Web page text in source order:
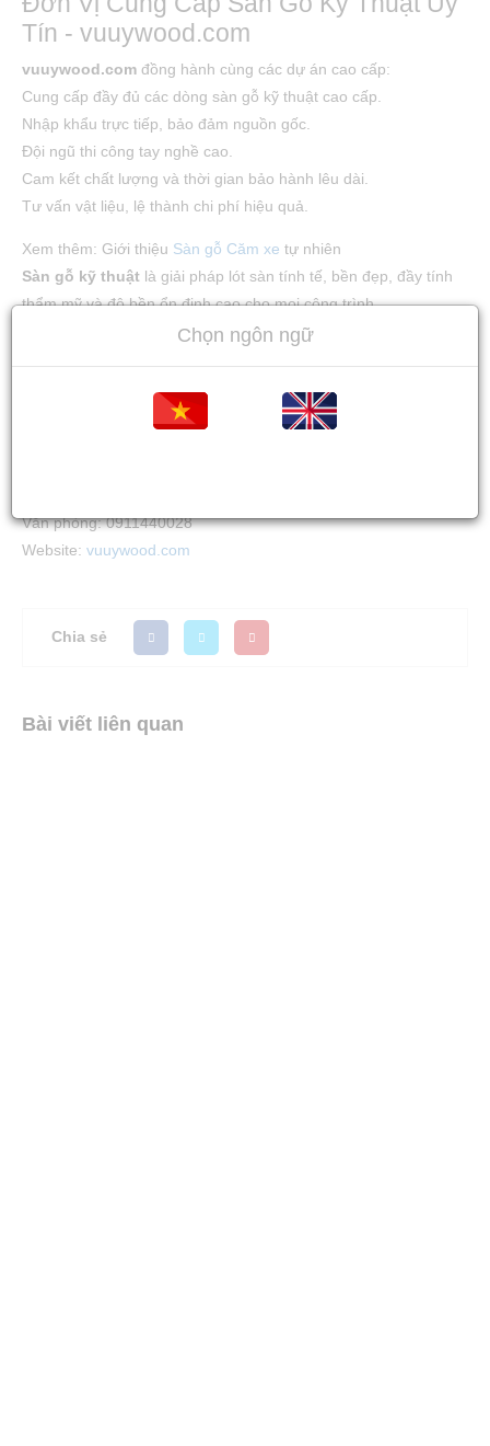
Tín - vuuywood.com
vuuywood.com đồng hành cùng các dự án cao cấp:
Cung cấp đầy đủ các dòng sàn gỗ kỹ thuật cao cấp.
Nhập khẩu trực tiếp, bảo đảm nguồn gốc.
Đội ngũ thi công tay nghề cao.
Cam kết chất lượng và thời gian bảo hành lêu dài.
Tư vấn vật liệu, lệ thành chi phí hiệu quả.
Xem thêm: Giới thiệu Sàn gỗ Căm xe tự nhiên
Sàn gỗ kỹ thuật là giải pháp lót sàn tính tế, bền đẹp, đầy tính
thẩm mỹ và độ bền ổn định cao cho mọi công trình.
vuuywood.com để nhận báo giá và tư vấn sàn gỗ
Địa chỉ: 14 Đường Số 2, KCN Sóng Thần 3, TP Thủ Dầu Một,
Văn phòng: 0911440028
Website: vuuywood.com
Chia sẻ
Bài viết liên quan
Chọn ngôn ngữ